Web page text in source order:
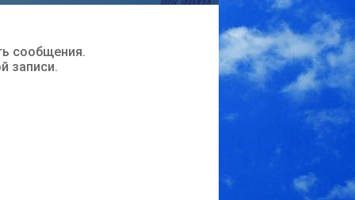
сообщения.
записи.